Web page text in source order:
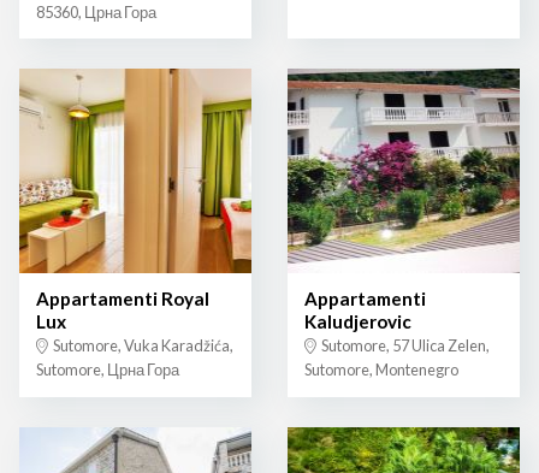
85360, Црна Гора
Appartamenti Royal
Lux
Sutomore, Vuka Karadžića,
Sutomore, Црна Гора
Appartamenti
Kaludjerovic
Sutomore, 57 Ulica Zelen,
Sutomore, Montenegro